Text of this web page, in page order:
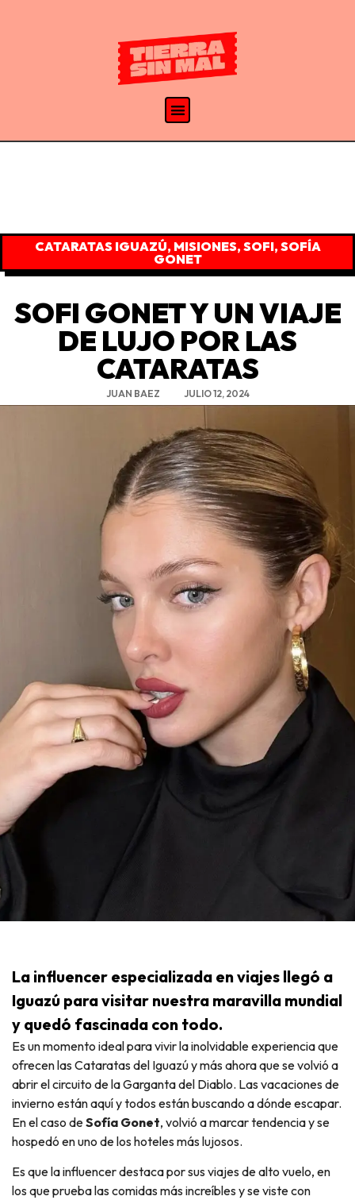
CATARATAS IGUAZÚ, MISIONES,SOFI,SOFÍA
GONET
SOFI GONET Y UN VIAJE
DE LUJO POR LAS
CATARATAS
JUAN BAEZ JULIO 12, 2024
La influencer especializada en viajes llegó a
Iguazú para visitar nuestra maravilla mundial
y quedó fascinada con todo.
Es un momento ideal para vivir la inolvidable experiencia que
ofrecen las Cataratas del Iguazú y más ahora que se volvió a
abrir el circuito de la Garganta del Diablo. Las vacaciones de
invierno están aquí y todos están buscando a dónde escapar.
En el caso deSofía Gonet, volvió a marcar tendencia y se
hospedó en uno de los hoteles más lujosos.
Es que la influencer destaca por sus viajes de alto vuelo, en
los que prueba las comidas más increíbles y se viste con